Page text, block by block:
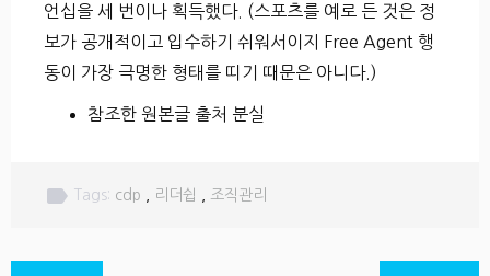
언십을 세 번이나 획득했다. (스포츠를 예로 든 것은 정
보가 공개적이고 입수하기 쉬워서이지 Free Agent 행
동이 가장 극명한 형태를 띠기 때문은 아니다.)
참조한 원본글 출처 분실
label Tags: cdp 리더쉽 조직관리